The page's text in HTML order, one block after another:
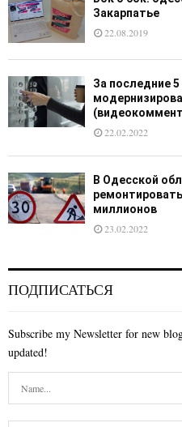
Закарпатье
22.08.2019
За последние
22.02.2022
В Одесской
миллионов
23.02.2022
ПОДПИСАТЬСЯ
Subscribe my Newsletter for new
updated!